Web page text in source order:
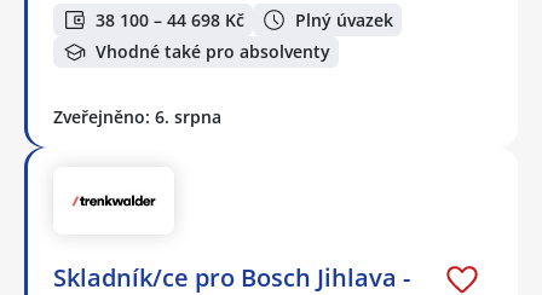
38 100 – 44 698 Kč
Plný úvazek
Vhodné také pro absolventy
Zveřejněno: 6. srpna
Skladník/ce pro Bosch Jihlava -